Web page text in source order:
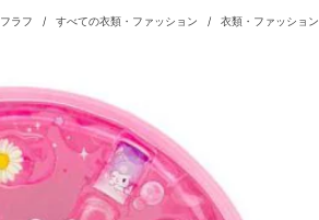
ラフ / すべての衣類・ファッション / 衣類・ファッション